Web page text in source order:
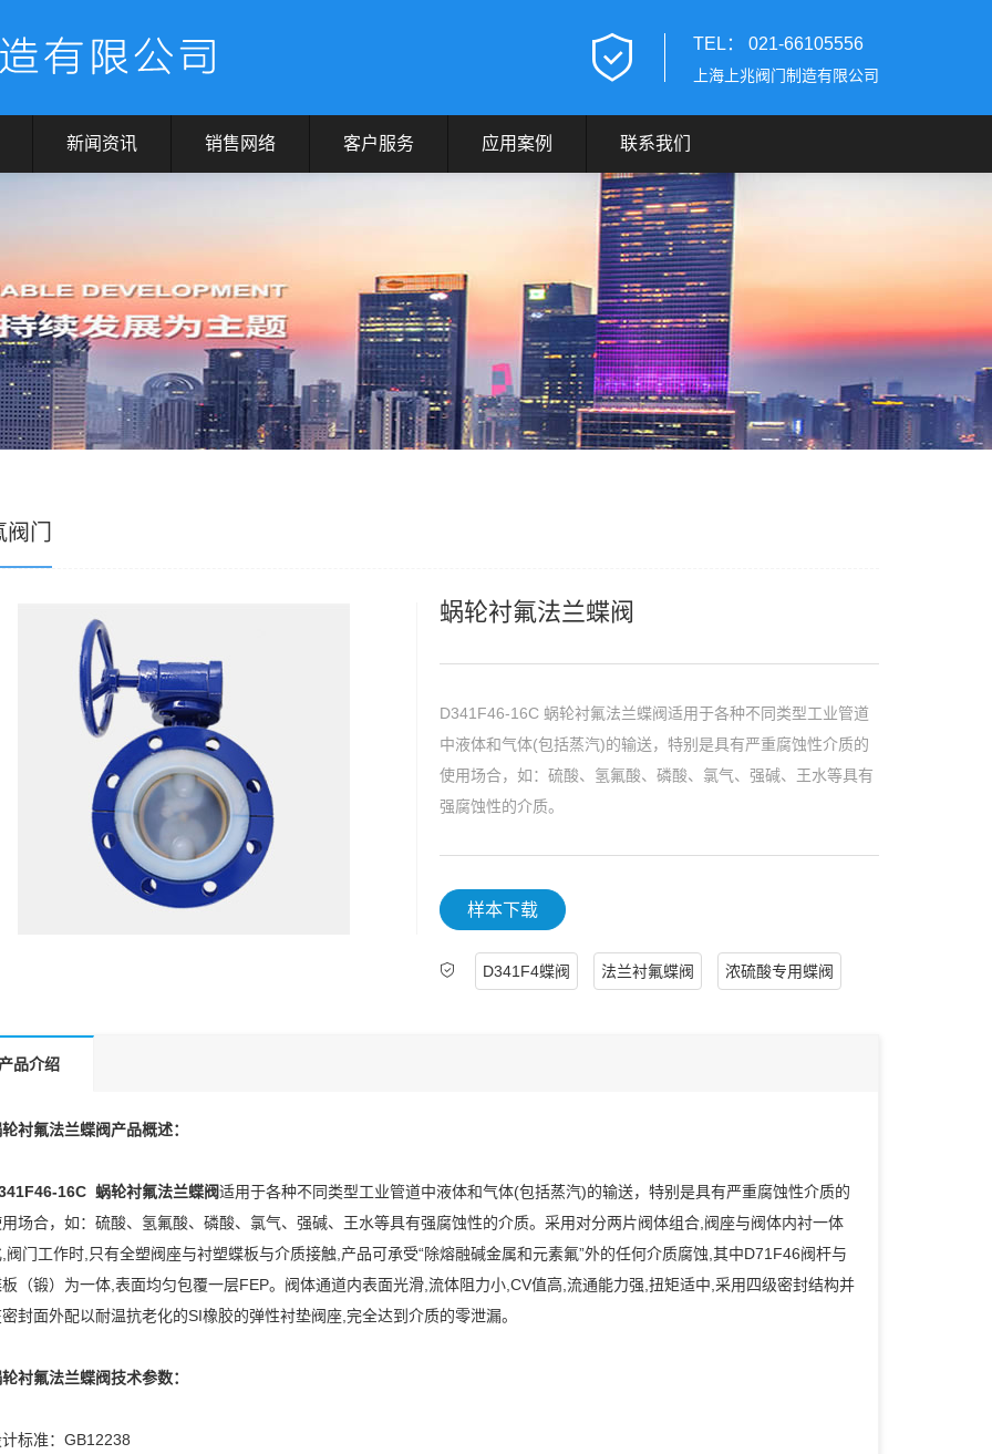
TEL： 021-66105556
上海上兆阀门制造有限公司
新闻资讯 销售网络 客户服务 应用案例 联系我们
门
蜗轮衬氟法兰蝶阀
D341F46-16C 蜗轮衬氟法兰蝶阀适用于各种不同类型工业管道
中液体和气体(包括蒸汽)的输送，特别是具有严重腐蚀性介质的
使用场合，如：硫酸、氢氟酸、磷酸、氯气、强碱、王水等具有
强腐蚀性的介质。
样本下载
D341F4蝶阀 法兰衬氟蝶阀 浓硫酸专用蝶阀
产品介绍
轮衬氟法兰蝶阀产品概述：
16C蜗轮衬氟法兰蝶阀适用于各种不同类型工业管道中液体和气体(包括蒸汽)的输送，特别是具有严重腐蚀性介质的
场合，如：硫酸、氢氟酸、磷酸、氯气、强碱、王水等具有强腐蚀性的介质。采用对分两片阀体组合,阀座与阀体内衬一体
阀门工作时,只有全塑阀座与衬塑蝶板与介质接触,产品可承受“除熔融碱金属和元素氟”外的任何介质腐蚀,其中D71F46阀杆与
板（锻）为一体,表面均匀包覆一层FEP。阀体通道内表面光滑,流体阻力小,CV值高,流通能力强,扭矩适中,采用四级密封结构并
封面外配以耐温抗老化的SI橡胶的弹性衬垫阀座,完全达到介质的零泄漏。
衬氟法兰蝶阀技术参数：
标准：GB12238